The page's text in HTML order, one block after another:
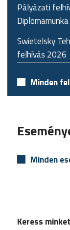
Pályázati
Swietelsky
felhívás 2026
Minden
Minden
Keress